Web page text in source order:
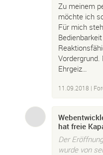
Zu meinem
möchte ich
Für mich
Ehrgeiz…
11.09.2018 |
hat freie
Der
wurde von